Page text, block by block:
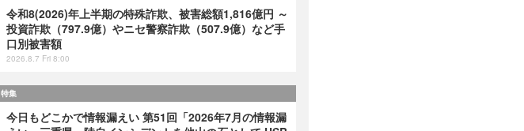
令和8(2026)年上半期の特殊詐欺、被害総額1,816億円 ～
投資詐欺（797.9億）やニセ警察詐欺（507.9億）など手
口別被害額
2026.8.7 Fri 8:00
特集
今日もどこかで情報漏えい 第51回「2026年7月の情報漏